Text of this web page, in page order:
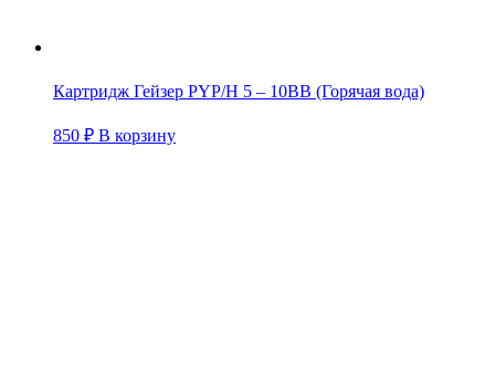
Картридж Гейзер PYP/H 5 – 10BB (Горячая вода)
850 ₽ В корзину